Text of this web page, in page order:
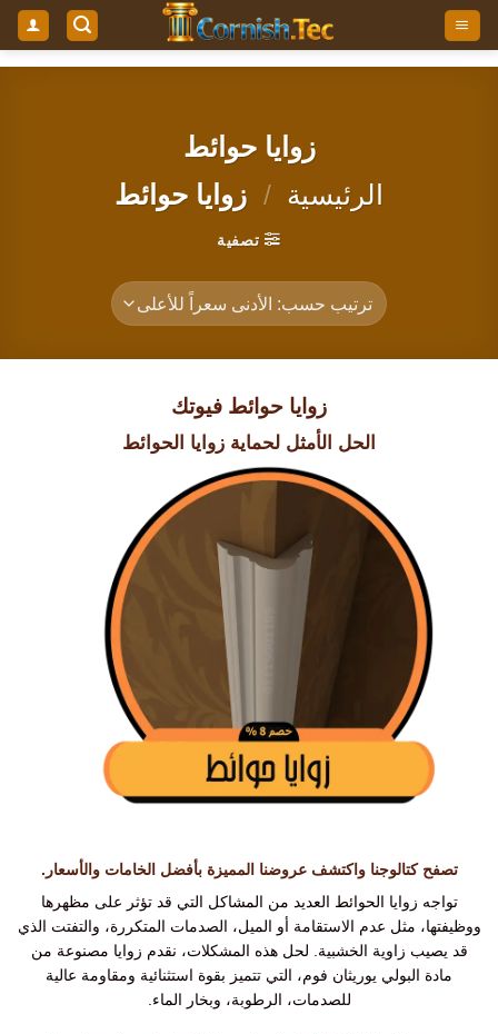
تخطي
للمحتوى
زوايا حوائط
الرئيسية / زوايا حوائط
تصفية
زوايا حوائط فيوتك
الحل الأمثل لحماية زوايا الحوائط
تصفح كتالوجنا واكتشف عروضنا المميزة بأفضل الخامات والأسعار.
تواجه زوايا الحوائط العديد من المشاكل التي قد تؤثر على مظهرها
ووظيفتها، مثل عدم الاستقامة أو الميل، الصدمات المتكررة، والتفتت الذي
قد يصيب زاوية الخشبية. لحل هذه المشكلات، نقدم زوايا مصنوعة من
مادة البولي يوريثان فوم، التي تتميز بقوة استثنائية ومقاومة عالية
للصدمات، الرطوبة، وبخار الماء.